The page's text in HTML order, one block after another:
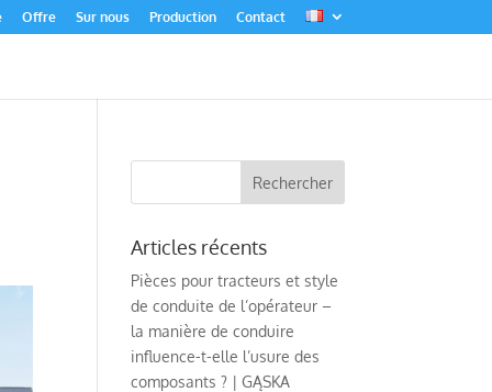
Offre Sur nous Production Contact
Articles récents
Pièces pour tracteurs et style
de conduite de l’opérateur –
la manière de conduire
influence-t-elle l’usure des
composants ? | GĄSKA